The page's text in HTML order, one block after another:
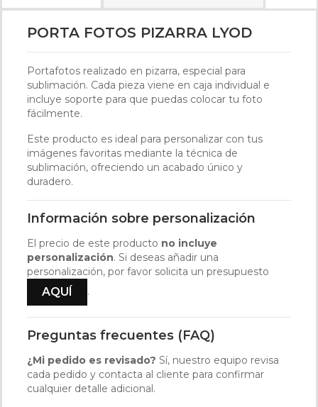
PORTA FOTOS PIZARRA LYOD
Portafotos realizado en pizarra, especial para
sublimación. Cada pieza viene en caja individual e
incluye soporte para que puedas colocar tu foto
fácilmente.
Este producto es ideal para personalizar con tus
imágenes favoritas mediante la técnica de
sublimación, ofreciendo un acabado único y
duradero.
Información sobre personalización
El precio de este producto no incluye
personalización. Si deseas añadir una
personalización, por favor solicita un presupuesto
AQUÍ .
Preguntas frecuentes (FAQ)
¿Mi pedido es revisado? Sí, nuestro equipo revisa
cada pedido y contacta al cliente para confirmar
cualquier detalle adicional.